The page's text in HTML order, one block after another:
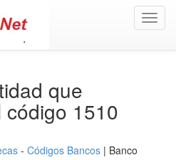
que
1510
- Códigos Bancos | Banco